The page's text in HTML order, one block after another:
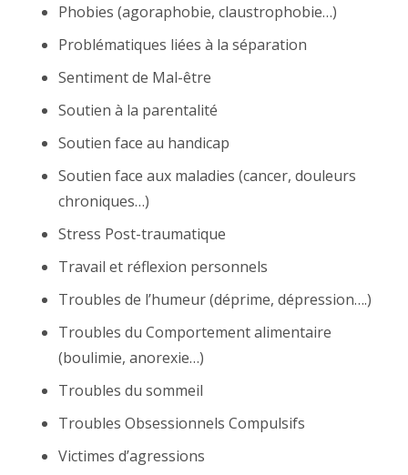
Phobies (agoraphobie, claustrophobie…)
Problématiques liées à la séparation
Sentiment de Mal-être
Soutien à la parentalité
Soutien face au handicap
Soutien face aux maladies (cancer, douleurs
chroniques…)
Stress Post-traumatique
Travail et réflexion personnels
Troubles de l’humeur (déprime, dépression….)
Troubles du Comportement alimentaire
(boulimie, anorexie…)
Troubles du sommeil
Troubles Obsessionnels Compulsifs
Victimes d’agressions